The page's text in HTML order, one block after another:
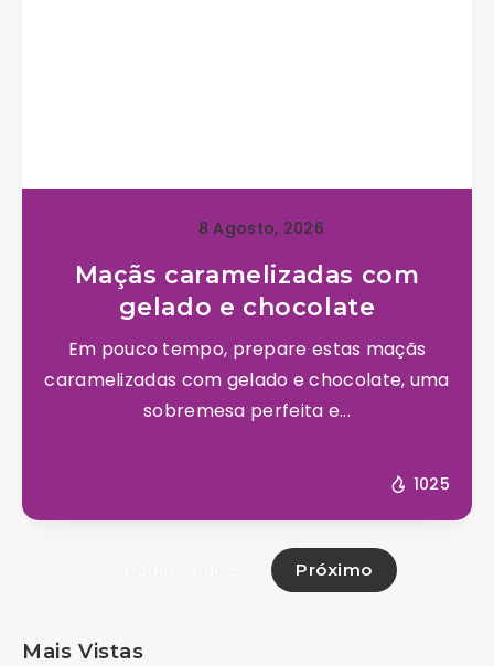
8 Agosto, 2026
Maçãs caramelizadas com
gelado e chocolate
Em pouco tempo, prepare estas maçãs
caramelizadas com gelado e chocolate, uma
sobremesa perfeita e...
1025
Próximo
Mais Vistas